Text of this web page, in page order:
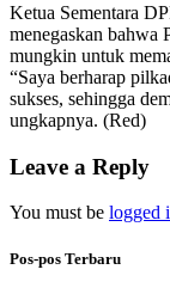
Ketua Sementara
menegaskan bahwa
mungkin untuk
“Saya berharap
sukses, sehingga
ungkapnya. (Red)
Leave a Reply
You must be logged
Pos-pos Terbaru